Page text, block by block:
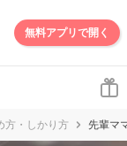
無料アプリで開く
方・しかり方 先輩マ